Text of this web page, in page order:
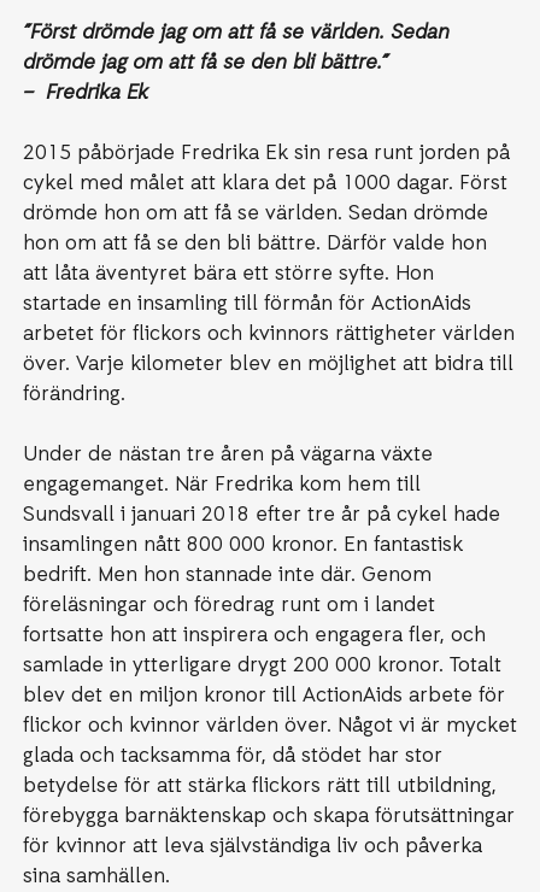
”Först drömde jag om att få se världen. Sedan
drömde jag om att få se den bli bättre.”
– Fredrika Ek
2015 påbörjade Fredrika Ek sin resa runt jorden på
cykel med målet att klara det på 1000 dagar. Först
drömde hon om att få se världen. Sedan drömde
hon om att få se den bli bättre. Därför valde hon
att låta äventyret bära ett större syfte. Hon
startade en insamling till förmån för ActionAids
arbetet för flickors och kvinnors rättigheter världen
över. Varje kilometer blev en möjlighet att bidra till
förändring.
Under de nästan tre åren på vägarna växte
engagemanget. När Fredrika kom hem till
Sundsvall i januari 2018 efter tre år på cykel hade
insamlingen nått 800 000 kronor. En fantastisk
bedrift. Men hon stannade inte där. Genom
föreläsningar och föredrag runt om i landet
fortsatte hon att inspirera och engagera fler, och
samlade in ytterligare drygt 200 000 kronor. Totalt
blev det en miljon kronor till ActionAids arbete för
flickor och kvinnor världen över. Något vi är mycket
glada och tacksamma för, då stödet har stor
betydelse för att stärka flickors rätt till utbildning,
förebygga barnäktenskap och skapa förutsättningar
för kvinnor att leva självständiga liv och påverka
sina samhällen.